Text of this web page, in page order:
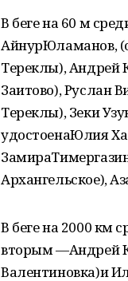
В беге на 60 м
АйнурЮламанов,
Тереклы), Андрей
Заитово), Руслан
Тереклы), Зеки
удостоенаЮлия
Архангельское),
В беге на 2000 км
вторым —Андрей
Валентиновка)и